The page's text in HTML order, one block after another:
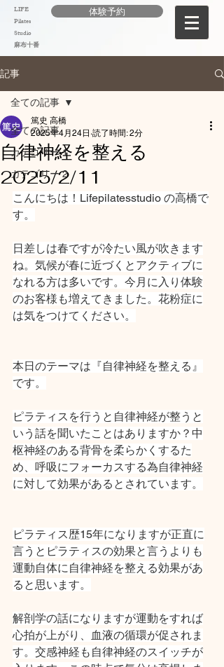
LIFE
Pilates
Studio
麻布十番
体験予約
記事
全ての記事
カテゴリー 1
カテゴリー 2
全ての記事
自律神経を整える
2025/2/11
篤史 高橋
2025年4月24日 読了時間: 2分
こんにちは！Lifepilatesstudio の高橋で
す。
日差しは春ですが冷たい風が吹きます
ね。気候が春に近づくとアクティブに
なれる方は多いです。今月に入り体験
のお客様も増えてきました。花粉症に
は気をつけてください。
本日のテーマは『自律神経を整える』
です。
ピラティスを行うと自律神経が整うと
いう話を聞いたことはありますか？中
枢神経のある背骨を柔らかくするた
め、呼吸にフォーカスする為自律神経
に対して効果があるとされています。
ピラティス歴15年になりますが正直に
言うとピラティスの効果と言うよりも
運動自体に自律神経を整える効果があ
ると思います。
解剖学の話になりますが運動をすれば
心拍が上がり、血液の循環が促されま
す。交感神経も自律神経のスイッチが